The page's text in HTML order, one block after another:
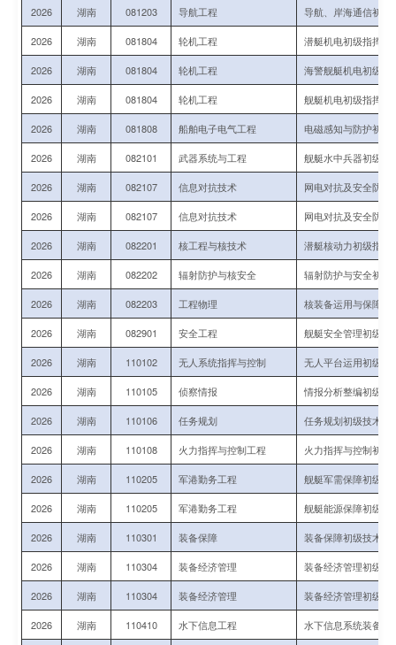
2026 湖南 081203 导航工程 导航、岸海通信初级
2026 湖南 081804 轮机工程 潜艇机电初级指挥与
2026 湖南 081804 轮机工程 海警舰艇机电初级指
2026 湖南 081804 轮机工程 舰艇机电初级指挥与
2026 湖南 081808 船舶电子电气工程 电磁感知与防护初级
2026 湖南 082101 武器系统与工程 舰艇水中兵器初级技
2026 湖南 082107 信息对抗技术 网电对抗及安全防
2026 湖南 082107 信息对抗技术 网电对抗及安全防
2026 湖南 082201 核工程与核技术 潜艇核动力初级指挥
2026 湖南 082202 辐射防护与核安全 辐射防护与安全初级
2026 湖南 082203 工程物理 核装备运用与保障初
2026 湖南 082901 安全工程 舰艇安全管理初级指
2026 湖南 110102 无人系统指挥与控制 无人平台运用初级指
2026 湖南 110105 侦察情报 情报分析整编初级指
2026 湖南 110106 任务规划 任务规划初级技术军
2026 湖南 110108 火力指挥与控制工程 火力指挥与控制初级
2026 湖南 110205 军港勤务工程 舰艇军需保障初级指
2026 湖南 110205 军港勤务工程 舰艇能源保障初级指
2026 湖南 110301 装备保障 装备保障初级技术军
2026 湖南 110304 装备经济管理 装备经济管理初级技
2026 湖南 110304 装备经济管理 装备经济管理初级技
2026 湖南 110410 水下信息工程 水下信息系统装备运